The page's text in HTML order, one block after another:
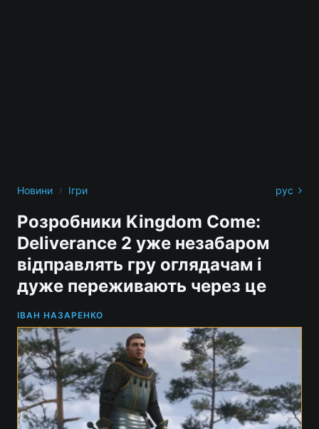
Новини › Ігри рус
Розробники Kingdom Come:
Deliverance 2 уже незабаром
відправлять гру оглядачам і
дуже переживають через це
ІВАН НАЗАРЕНКО